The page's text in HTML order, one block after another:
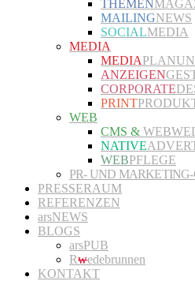
THEMEN
MAILINGNEWS
SOCIALMEDIA
MEDIA
MEDIA
ANZEIGEN
CORPORATE
PRINT
WEB
CMS &
NATIVE
WEBPFLEGE
PR- UND
PRESSERAUM
REFERENZEN
arsNEWS
BLOGS
arsPUB
Rwedebrunnen
KONTAKT